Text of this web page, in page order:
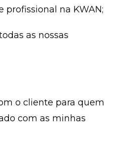
na KWAN;
as nossas
o cliente para quem
com as minhas